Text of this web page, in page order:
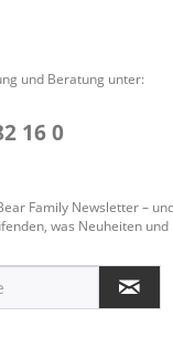
und Beratung unter:
16 0
Family Newsletter –
was Neuheiten und